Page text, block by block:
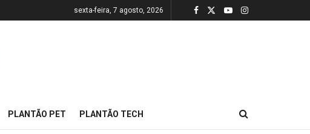
sexta-feira, 7 agosto, 2026
PLANTÃO PET PLANTÃO TECH